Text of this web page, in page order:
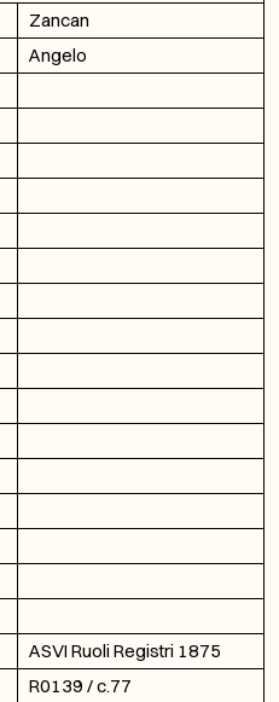
Zancan
Angelo
ASVI Ruoli Registri 1875
R0139 / c.77